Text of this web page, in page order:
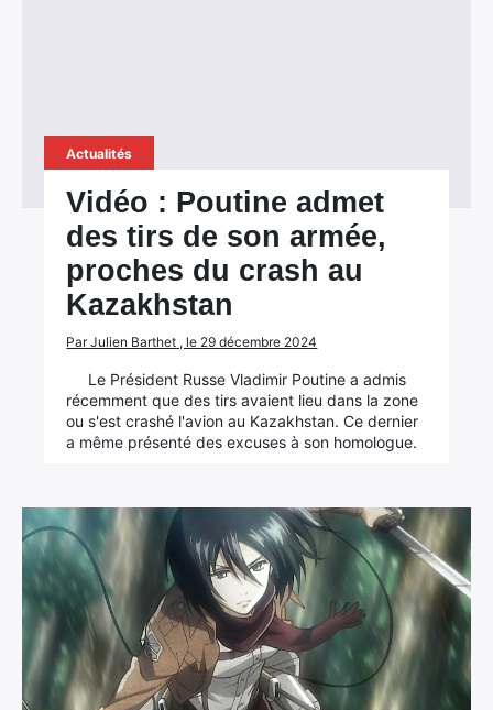
Actualités
Vidéo : Poutine admet
des tirs de son armée,
proches du crash au
Kazakhstan
Par Julien Barthet , le 29 décembre 2024
Le Président Russe Vladimir Poutine a admis
récemment que des tirs avaient lieu dans la zone
ou s'est crashé l'avion au Kazakhstan. Ce dernier
a même présenté des excuses à son homologue.